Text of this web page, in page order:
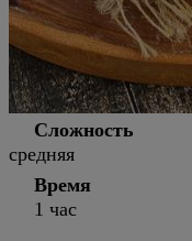
Сложность
средняя
Время
1 час